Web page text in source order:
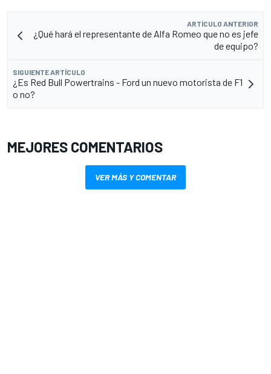
ARTÍCULO ANTERIOR
¿Qué hará el representante de Alfa Romeo que no es jefe
de equipo?
SIGUIENTE ARTÍCULO
¿Es Red Bull Powertrains - Ford un nuevo motorista de F1
o no?
MEJORES COMENTARIOS
VER MÁS Y COMENTAR